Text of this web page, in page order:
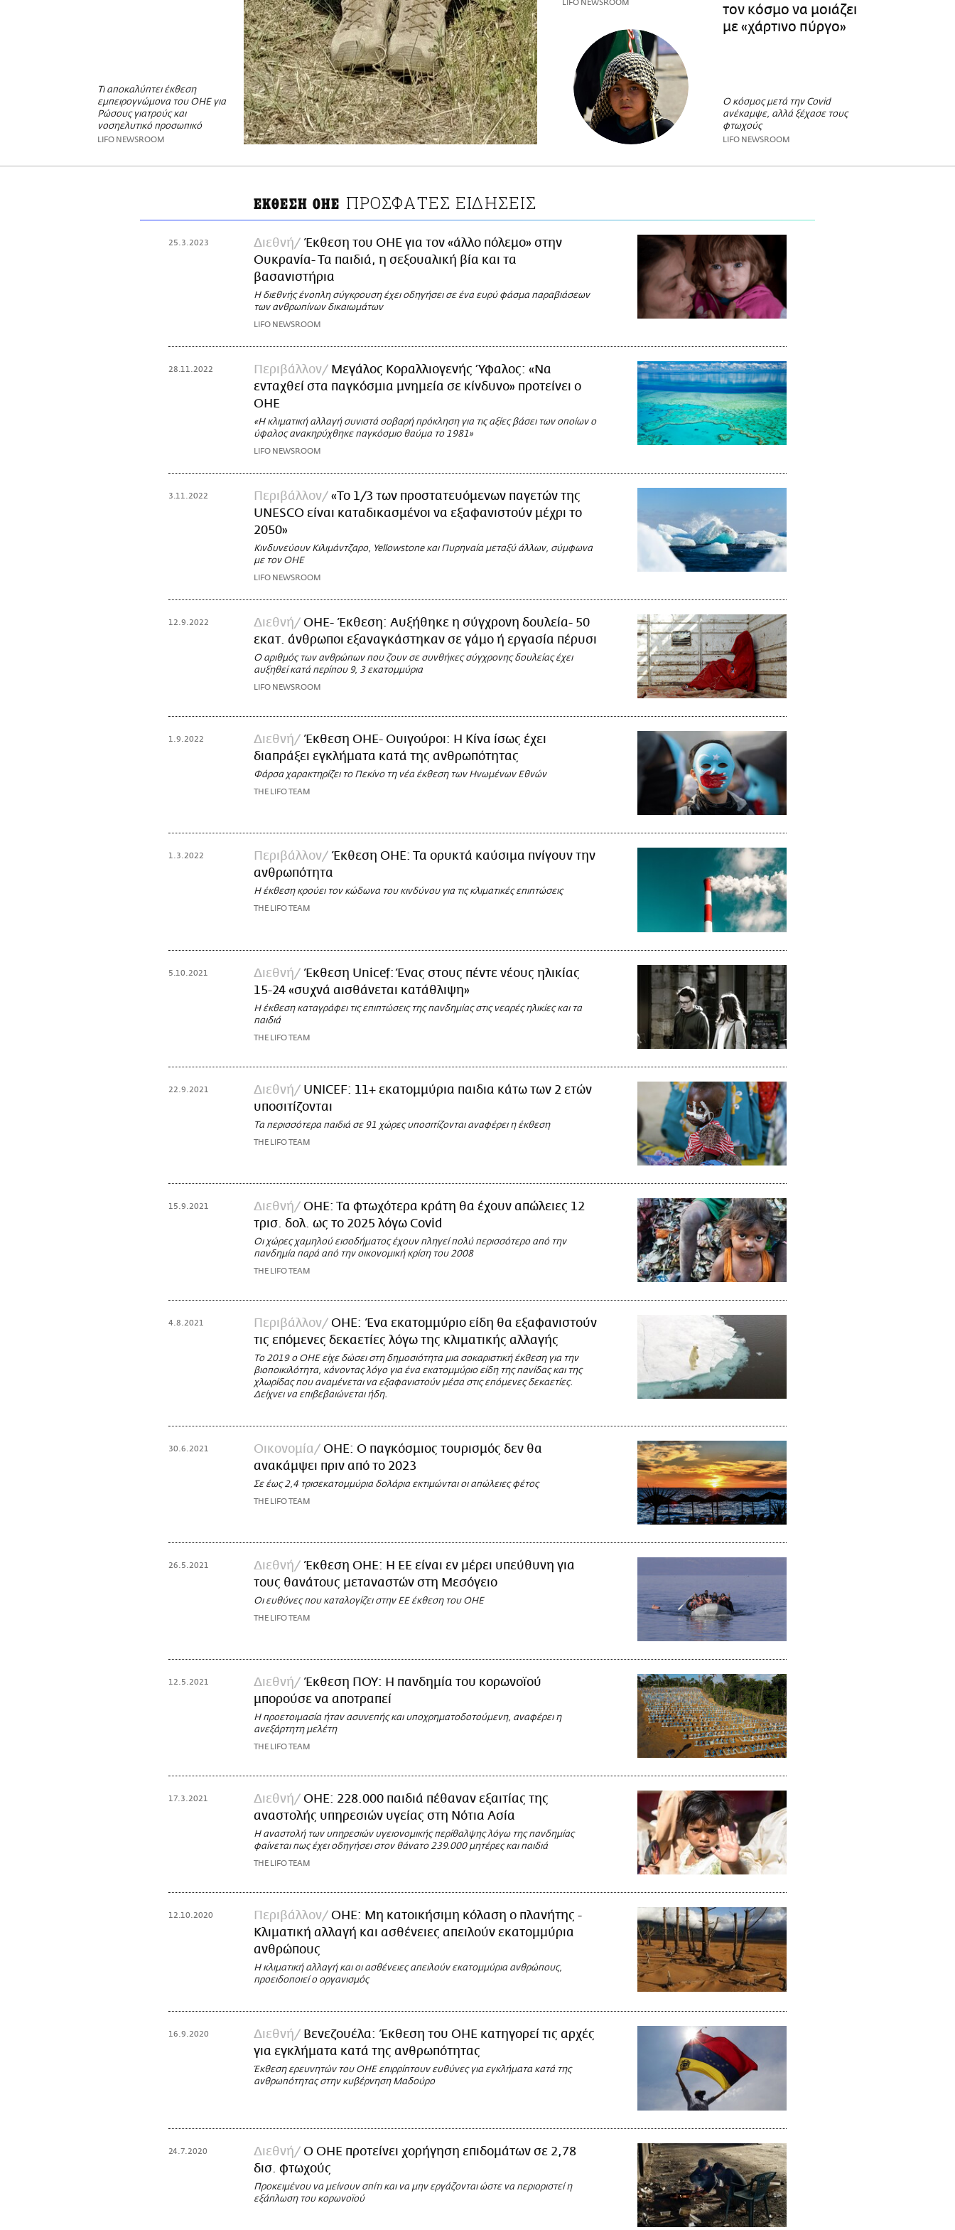
Τι αποκαλύπτει έκθεση
εμπειρογνώμονα του ΟΗΕ για
Ρώσους γιατρούς και
νοσηελυτικό προσωπικό
LIFO NEWSROOM
LIFO NEWSROOM
τον κόσμο να μοιάζει
με «χάρτινο πύργο»
Ο κόσμος μετά την Covid
ανέκαμψε, αλλά ξέχασε τους
φτωχούς
LIFO NEWSROOM
ΕΚΘΕΣΗ ΟΗΕ ΠΡΟΣΦΑΤΕΣ ΕΙΔΗΣΕΙΣ
25.3.2023 Διεθνή
Έκθεση του ΟΗΕ για τον «άλλο πόλεμο» στην
Ουκρανία- Τα παιδιά, η σεξουαλική βία και τα
βασανιστήρια
Η διεθνής ένοπλη σύγκρουση έχει οδηγήσει σε ένα ευρύ φάσμα παραβιάσεων
των ανθρωπίνων δικαιωμάτων
LIFO NEWSROOM
28.11.2022 Περιβάλλον
Μεγάλος Κοραλλιογενής Ύφαλος: «Να
ενταχθεί στα παγκόσμια μνημεία σε κίνδυνο» προτείνει ο
ΟΗΕ
«Η κλιματική αλλαγή συνιστά σοβαρή πρόκληση για τις αξίες βάσει των οποίων ο
ύφαλος ανακηρύχθηκε παγκόσμιο θαύμα το 1981»
LIFO NEWSROOM
3.11.2022 Περιβάλλον
«Το 1/3 των προστατευόμενων παγετών της
UNESCO είναι καταδικασμένοι να εξαφανιστούν μέχρι το
2050»
Κινδυνεύουν Κιλιμάντζαρο, Yellowstone και Πυρηναία μεταξύ άλλων, σύμφωνα
με τον ΟΗΕ
LIFO NEWSROOM
12.9.2022 Διεθνή
ΟΗΕ- Έκθεση: Αυξήθηκε η σύγχρονη δουλεία- 50
εκατ. άνθρωποι εξαναγκάστηκαν σε γάμο ή εργασία πέρυσι
Ο αριθμός των ανθρώπων που ζουν σε συνθήκες σύγχρονης δουλείας έχει
αυξηθεί κατά περίπου 9, 3 εκατομμύρια
LIFO NEWSROOM
1.9.2022 Διεθνή
Έκθεση ΟΗΕ- Ουιγούροι: Η Κίνα ίσως έχει
διαπράξει εγκλήματα κατά της ανθρωπότητας
Φάρσα χαρακτηρίζει το Πεκίνο τη νέα έκθεση των Ηνωμένων Εθνών
THE LIFO TEAM
1.3.2022 Περιβάλλον
Έκθεση ΟΗΕ: Τα ορυκτά καύσιμα πνίγουν την
ανθρωπότητα
Η έκθεση κρούει τον κώδωνα του κινδύνου για τις κλιματικές επιπτώσεις
THE LIFO TEAM
5.10.2021 Διεθνή
Έκθεση Unicef: Ένας στους πέντε νέους ηλικίας
15-24 «συχνά αισθάνεται κατάθλιψη»
Η έκθεση καταγράφει τις επιπτώσεις της πανδημίας στις νεαρές ηλικίες και τα
παιδιά
THE LIFO TEAM
22.9.2021 Διεθνή
UNICEF: 11+ εκατομμύρια παιδια κάτω των 2 ετών
υποσιτίζονται
Τα περισσότερα παιδιά σε 91 χώρες υποσιτίζονται αναφέρει η έκθεση
THE LIFO TEAM
15.9.2021 Διεθνή
ΟΗΕ: Τα φτωχότερα κράτη θα έχουν απώλειες 12
τρισ. δολ. ως το 2025 λόγω Covid
Οι χώρες χαμηλού εισοδήματος έχουν πληγεί πολύ περισσότερο από την
πανδημία παρά από την οικονομική κρίση του 2008
THE LIFO TEAM
4.8.2021 Περιβάλλον
ΟΗΕ: Ένα εκατομμύριο είδη θα εξαφανιστούν
τις επόμενες δεκαετίες λόγω της κλιματικής αλλαγής
Το 2019 ο ΟΗΕ είχε δώσει στη δημοσιότητα μια σοκαριστική έκθεση για την
βιοποικιλότητα, κάνοντας λόγο για ένα εκατομμύριο είδη της πανίδας και της
χλωρίδας που αναμένεται να εξαφανιστούν μέσα στις επόμενες δεκαετίες.
Δείχνει να επιβεβαιώνεται ήδη.
30.6.2021 Οικονομία
ΟΗΕ: Ο παγκόσμιος τουρισμός δεν θα
ανακάμψει πριν από το 2023
Σε έως 2,4 τρισεκατομμύρια δολάρια εκτιμώνται οι απώλειες φέτος
THE LIFO TEAM
26.5.2021 Διεθνή
Έκθεση ΟΗΕ: Η ΕΕ είναι εν μέρει υπεύθυνη για
τους θανάτους μεταναστών στη Μεσόγειο
Οι ευθύνες που καταλογίζει στην ΕΕ έκθεση του ΟΗΕ
THE LIFO TEAM
12.5.2021 Διεθνή
Έκθεση ΠΟΥ: Η πανδημία του κορωνοϊού
μπορούσε να αποτραπεί
Η προετοιμασία ήταν ασυνεπής και υποχρηματοδοτούμενη, αναφέρει η
ανεξάρτητη μελέτη
THE LIFO TEAM
17.3.2021 Διεθνή
ΟΗΕ: 228.000 παιδιά πέθαναν εξαιτίας της
αναστολής υπηρεσιών υγείας στη Νότια Ασία
Η αναστολή των υπηρεσιών υγειονομικής περίθαλψης λόγω της πανδημίας
φαίνεται πως έχει οδηγήσει στον θάνατο 239.000 μητέρες και παιδιά
THE LIFO TEAM
12.10.2020 Περιβάλλον
ΟΗΕ: Μη κατοικήσιμη κόλαση ο πλανήτης -
Κλιματική αλλαγή και ασθένειες απειλούν εκατομμύρια
ανθρώπους
Η κλιματική αλλαγή και οι ασθένειες απειλούν εκατομμύρια ανθρώπους,
προειδοποιεί ο οργανισμός
16.9.2020 Διεθνή
Βενεζουέλα: Έκθεση του ΟΗΕ κατηγορεί τις αρχές
για εγκλήματα κατά της ανθρωπότητας
Έκθεση ερευνητών του ΟΗΕ επιρρίπτουν ευθύνες για εγκλήματα κατά της
ανθρωπότητας στην κυβέρνηση Μαδούρο
24.7.2020 Διεθνή
Ο ΟΗΕ προτείνει χορήγηση επιδομάτων σε 2,78
δισ. φτωχούς
Προκειμένου να μείνουν σπίτι και να μην εργάζονται ώστε να περιοριστεί η
εξάπλωση του κορωνοϊού